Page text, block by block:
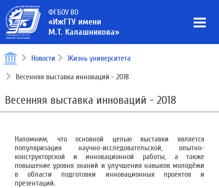
ФГБОУ ВО
«ИжГТУ имени
М.Т. Калашникова»
Новости Жизнь университета
Весенняя выставка инноваций - 2018
Весенняя выставка инноваций - 2018
Напомним, что основной целью выставки является
популяризация научно-исследовательской, опытно-
конструкторской и инновационной работы, а также
повышение уровня знаний и улучшения навыков молодёжи
в области подготовки инновационных проектов и
презентаций.